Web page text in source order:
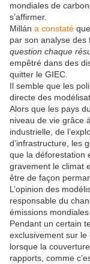
mondiales de
s’affirmer.
Millán a constaté
par son analyse
question chaque
empêtré dans des
quitter le GIEC.
Il semble que les
directe des
Alors que les pays
niveau de vie grâce
industrielle, de
d’infrastructure, les
que la déforestation
gravement le climat
être de façon
L’opinion des
responsable du
émissions
Pendant un certain
exclusivement sur le
lorsque la
rapports, comme